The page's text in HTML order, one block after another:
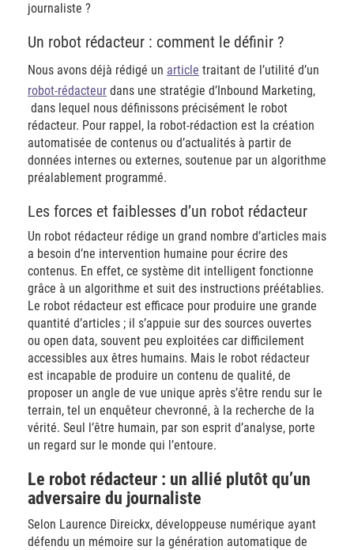
journaliste ?
Un robot rédacteur : comment le définir ?
Nous avons déjà rédigé un article traitant de l’utilité d’un
robot-rédacteur dans une stratégie d’Inbound Marketing,
dans lequel nous définissons précisément le robot
rédacteur. Pour rappel, la robot-rédaction est la création
automatisée de contenus ou d’actualités à partir de
données internes ou externes, soutenue par un algorithme
préalablement programmé.
Les forces et faiblesses d’un robot rédacteur
Un robot rédacteur rédige un grand nombre d’articles mais
a besoin d’ne intervention humaine pour écrire des
contenus. En effet, ce système dit intelligent fonctionne
grâce à un algorithme et suit des instructions préétablies.
Le robot rédacteur est efficace pour produire une grande
quantité d’articles ; il s’appuie sur des sources ouvertes
ou open data, souvent peu exploitées car difficilement
accessibles aux êtres humains. Mais le robot rédacteur
est incapable de produire un contenu de qualité, de
proposer un angle de vue unique après s’être rendu sur le
terrain, tel un enquêteur chevronné, à la recherche de la
vérité. Seul l’être humain, par son esprit d’analyse, porte
un regard sur le monde qui l’entoure.
Le robot rédacteur : un allié plutôt qu’un
adversaire du journaliste
Selon Laurence Direickx, développeuse numérique ayant
défendu un mémoire sur la génération automatique de